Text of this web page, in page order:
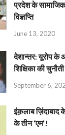
प्रदेश के
विज्ञप्ति
June 13, 2020
देशान्‍तर: यूरोप के
शिक्षिका की चुनौती
September 6,
इंक़लाब ज़िंदाबाद
के तीन ‘एम’!